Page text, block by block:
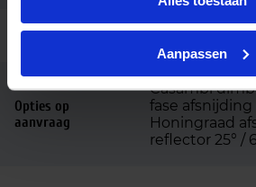
Aanpassen
Code LU040481
Opties op
aanvraag
Casambi
fase afsnijding
Honingraad
reflector 25° /